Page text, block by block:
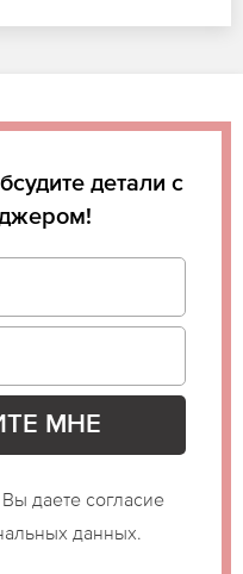
детали с
даете согласие
данных.